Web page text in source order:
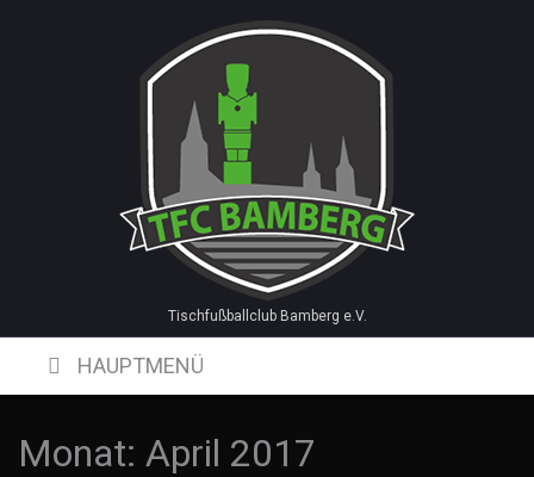
Tischfußballclub Bamberg e.V.
HAUPTMENÜ
Monat: April 2017